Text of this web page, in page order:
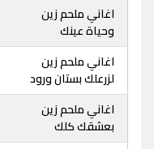
اغاني ملحم زين
وحياة عينك
اغاني ملحم زين
لزرعلك بستان ورود
اغاني ملحم زين
بعشقك كلك